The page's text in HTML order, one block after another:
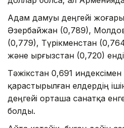
Адам дамуы деңгейі
Әзербайжан (0,789),
(0,779), Түрікменстан
және Қырғызстан (0,720)
Тәжікстан 0,691
қарастырылған елдердің
деңгейі орташа санатқа
болды.